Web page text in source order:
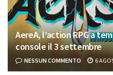
AereA, l’action RPG a
console il 3 settembre
NESSUN COMMENTO 6